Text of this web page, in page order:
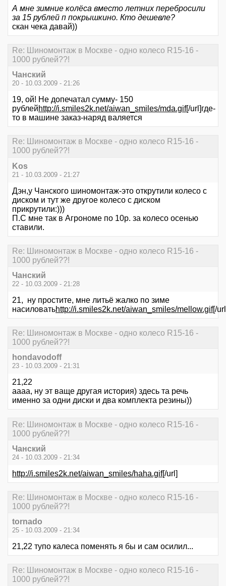
А мне зимние колёса вместо летних перебросили
за 15 рублей п покрышкино. Кто дешевле?
скан чека давай))
Re: Шиномонтаж в Москве - одно колесо R15-16 -
1000 рублей??!
Чанский
20 - 10.03.2009 - 21:26
19, ой! Не допечатал сумму- 150
рублейhttp://i.smiles2k.net/aiwan_smiles/mda.gif[/url]где-
то в машине заказ-наряд валяется
Re: Шиномонтаж в Москве - одно колесо R15-16 -
1000 рублей??!
Kos
21 - 10.03.2009 - 21:27
Дэн,у Чанского шиномонтаж-это открутили колесо с
диском и тут же другое колесо с диском
прикрутили:)))
П.С мне так в Агрономе по 10р. за колесо осенью
ставили.
Re: Шиномонтаж в Москве - одно колесо R15-16 -
1000 рублей??!
Чанский
22 - 10.03.2009 - 21:28
21, ну простите, мне литьё жалко по зиме
насиловатьhttp://i.smiles2k.net/aiwan_smiles/mellow.gif[/
Re: Шиномонтаж в Москве - одно колесо R15-16 -
1000 рублей??!
hondavodoff
23 - 10.03.2009 - 21:31
21,22
аааа, ну эт ваще другая история) здесь та речь
именно за одни диски и два комплекта резины))
Re: Шиномонтаж в Москве - одно колесо R15-16 -
1000 рублей??!
Чанский
24 - 10.03.2009 - 21:34
http://i.smiles2k.net/aiwan_smiles/haha.gif[/url]
Re: Шиномонтаж в Москве - одно колесо R15-16 -
1000 рублей??!
tornado
25 - 10.03.2009 - 21:34
21,22 тупо калеса поменять я бы и сам осилил...
Re: Шиномонтаж в Москве - одно колесо R15-16 -
1000 рублей??!